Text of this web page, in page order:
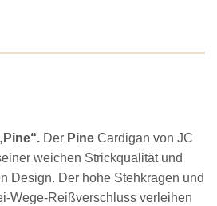
Der Pine Cardigan von JC
weichen Strickqualität und
Design. Der hohe Stehkragen und
Wege-Reißverschluss verleihen